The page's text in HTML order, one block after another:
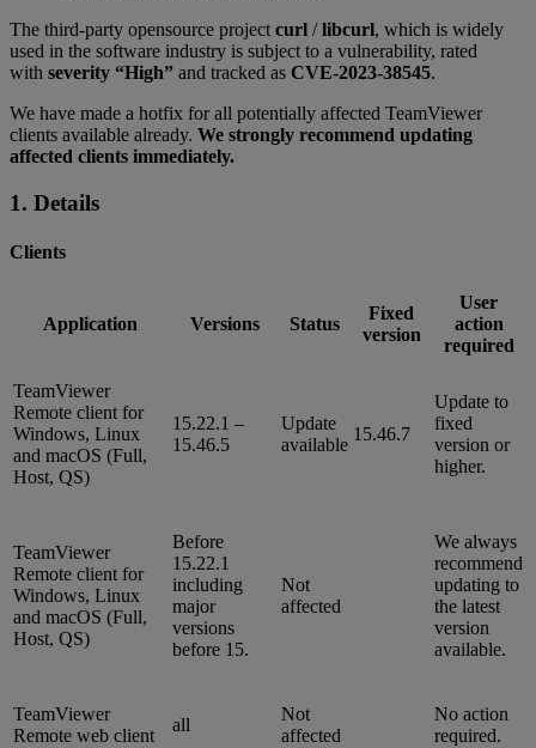
The third-party opensource project curl /libcurl, which is widely
used in the software industry is subject to a vulnerability, rated
with severity “High” and tracked as CVE-2023-38545.
We have made a hotfix for all potentially affected TeamViewer
clients available already. We strongly recommend updating
affected clients immediately.
1. Details
Clients
Application Versions Status
Fixed
version
User
action
required
TeamViewer
Remote client for
Windows, Linux
and macOS (Full,
Host, QS)
15.22.1 –
15.46.5
Update
available
15.46.7
Update to
fixed
version or
higher.
TeamViewer
Remote client for
Windows, Linux
and macOS (Full,
Host, QS)
Before
15.22.1
including
major
versions
before 15.
Not
affected
We always
recommend
updating to
the latest
version
available.
TeamViewer
Remote web client
all
Not
affected
No action
required.